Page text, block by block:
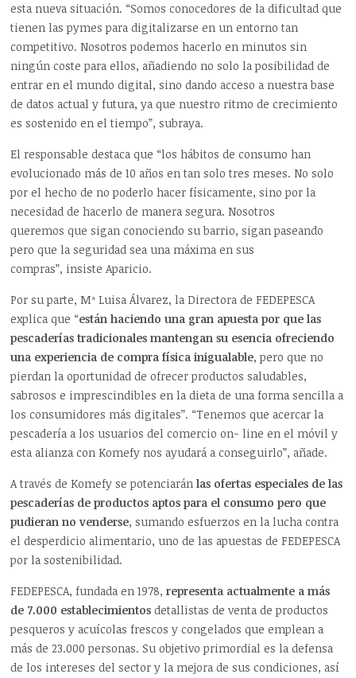
esta nueva situación. “Somos conocedores de la dificultad que
tienen las pymes para digitalizarse en un entorno tan
competitivo. Nosotros podemos hacerlo en minutos sin
ningún coste para ellos, añadiendo no solo la posibilidad de
entrar en el mundo digital, sino dando acceso a nuestra base
de datos actual y futura, ya que nuestro ritmo de crecimiento
es sostenido en el tiempo”, subraya.
El responsable destaca que “los hábitos de consumo han
evolucionado más de 10 años en tan solo tres meses. No solo
por el hecho de no poderlo hacer físicamente, sino por la
necesidad de hacerlo de manera segura. Nosotros
queremos que sigan conociendo su barrio, sigan paseando
pero que la seguridad sea una máxima en sus
compras”, insiste Aparicio.
Por su parte, Mª Luisa Álvarez, la Directora de FEDEPESCA
explica que “están haciendo una gran apuesta por que las
pescaderías tradicionales mantengan su esencia ofreciendo
una experiencia de compra física inigualable, pero que no
pierdan la oportunidad de ofrecer productos saludables,
sabrosos e imprescindibles en la dieta de una forma sencilla a
los consumidores más digitales”. “Tenemos que acercar la
pescadería a los usuarios del comercio on- line en el móvil y
esta alianza con Komefy nos ayudará a conseguirlo”, añade.
A través de Komefy se potenciaránlas ofertas especiales de las
pescaderías de productos aptos para el consumo pero que
pudieran no venderse, sumando esfuerzos en la lucha contra
el desperdicio alimentario, uno de las apuestas de FEDEPESCA
por la sostenibilidad.
FEDEPESCA, fundada en 1978,representa actualmente a más
de 7.000 establecimientosdetallistas de venta de productos
pesqueros y acuícolas frescos y congelados que emplean a
más de 23.000 personas. Su objetivo primordial es la defensa
de los intereses del sector y la mejora de sus condiciones, así